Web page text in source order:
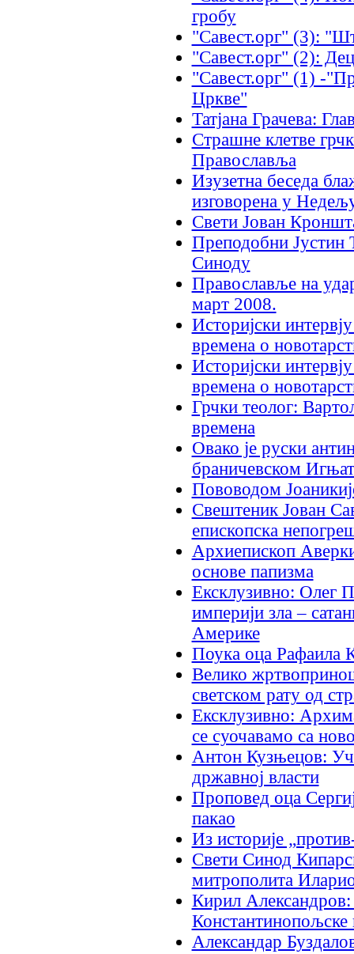
гробу
"Савест.орг" (3):
"Савест.орг" (2):
"Савест.орг" (1) -
Цркве"
Татјана Грачева:
Страшне клетве
Православља
Изузетна беседа
изговорена у
Свети Јован
Преподобни Јустин
Синоду
Православље на
март 2008.
Историјски
времена о
Историјски
времена о
Грчки теолог:
времена
Овако је руски
браничевском
Пововодом
Свештеник Јован
епископска
Архиепископ
основе папизма
Ексклузивно: Олег
империји зла –
Америке
Поука оца Рафаила
Велико
светском рату од
Ексклузивно:
се суочавамо са
Антон Кузњецов:
државној власти
Прoповед оца
пакао
Из историје
Свети Синод
митрополита
Кирил
Константинопољске
Александaр